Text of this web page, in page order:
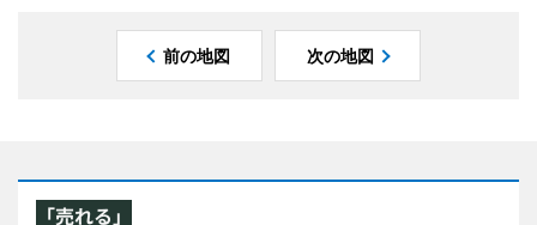
前の地図 次の地図